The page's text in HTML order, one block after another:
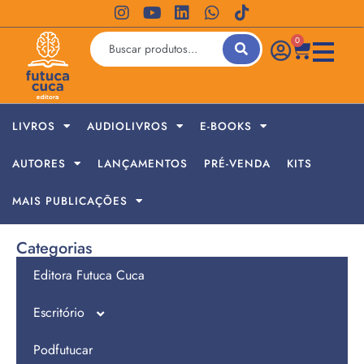
0
LIVROS AUDIOLIVROS E-BOOKS
AUTORES LANÇAMENTOS PRÉ-VENDA KITS
MAIS PUBLICAÇÕES
Categorias
Editora Futuca Cuca
Escritório
Jornada de Empreendedores
Podfutucar